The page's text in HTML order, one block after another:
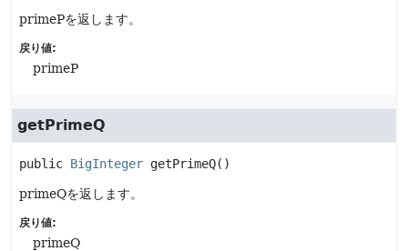
primePを返します。
戻り値:
primeP
getPrimeQ
public BigInteger getPrimeQ()
primeQを返します。
戻り値:
primeQ